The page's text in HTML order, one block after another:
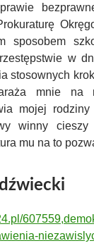
sposobem
w
stosownych
mnie na
mojej rodziny
winny
mu na to